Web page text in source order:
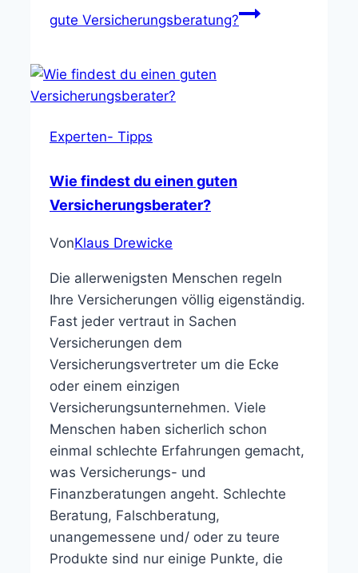
gute Versicherungsberatung?
Experten- Tipps
Wie findest du einen guten
Versicherungsberater?
VonKlaus Drewicke
Die allerwenigsten Menschen regeln
Ihre Versicherungen völlig eigenständig.
Fast jeder vertraut in Sachen
Versicherungen dem
Versicherungsvertreter um die Ecke
oder einem einzigen
Versicherungsunternehmen. Viele
Menschen haben sicherlich schon
einmal schlechte Erfahrungen gemacht,
was Versicherungs- und
Finanzberatungen angeht. Schlechte
Beratung, Falschberatung,
unangemessene und/ oder zu teure
Produkte sind nur einige Punkte, die